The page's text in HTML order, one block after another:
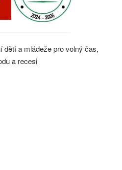
dětí a mládeže pro volný čas,
a recesi